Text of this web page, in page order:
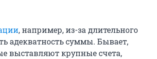
, например, из-за длительного
адекватность суммы. Бывает,
выставляют крупные счета,